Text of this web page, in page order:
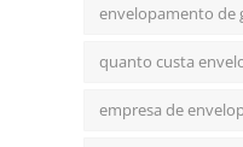
envelopamento de
quanto custa
empresa de